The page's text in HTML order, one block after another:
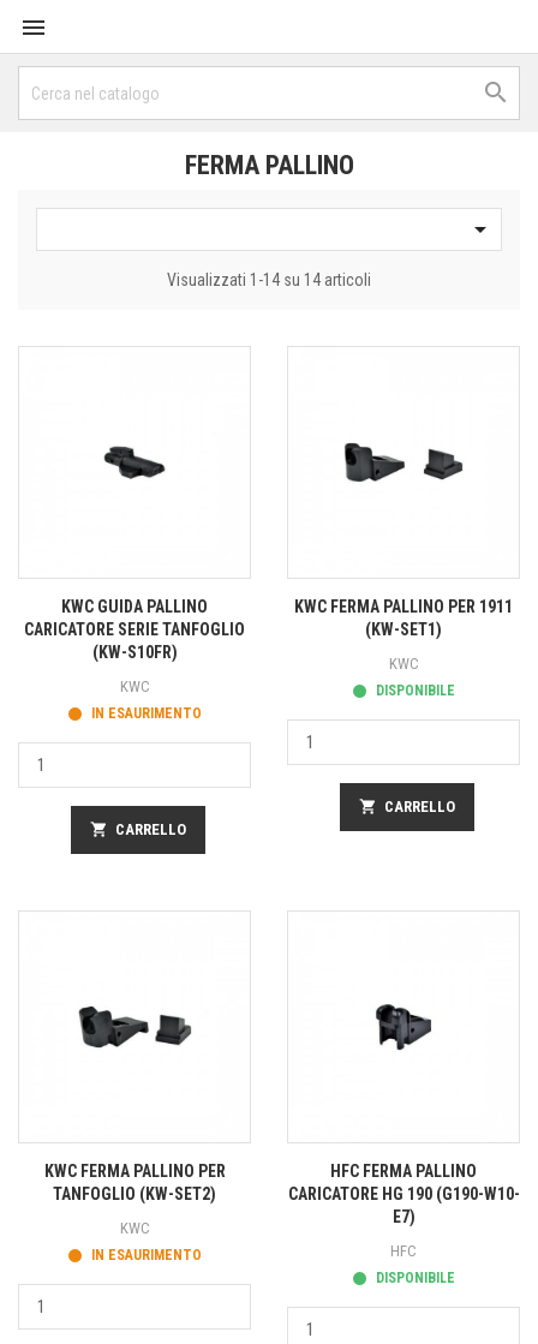


FERMA PALLINO

Visualizzati 1-14 su 14 articoli
KWC GUIDA PALLINO
CARICATORE SERIE TANFOGLIO
(KW-S10FR)
KWC
IN ESAURIMENTO
shopping_cart CARRELLO
KWC FERMA PALLINO PER 1911
(KW-SET1)
KWC
DISPONIBILE
shopping_cart CARRELLO
KWC FERMA PALLINO PER
TANFOGLIO (KW-SET2)
KWC
IN ESAURIMENTO
HFC FERMA PALLINO
CARICATORE HG 190 (G190-W10-
E7)
HFC
DISPONIBILE